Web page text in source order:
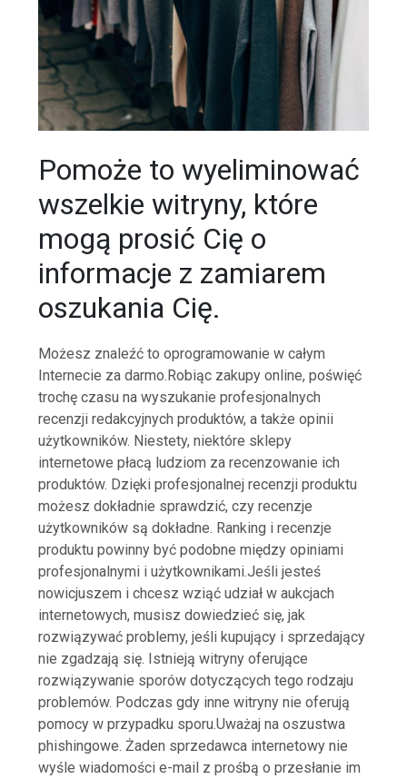
Pomoże to wyeliminować
wszelkie witryny, które
mogą prosić Cię o
informacje z zamiarem
oszukania Cię.
Możesz znaleźć to oprogramowanie w całym
Internecie za darmo.Robiąc zakupy online, poświęć
trochę czasu na wyszukanie profesjonalnych
recenzji redakcyjnych produktów, a także opinii
użytkowników. Niestety, niektóre sklepy
internetowe płacą ludziom za recenzowanie ich
produktów. Dzięki profesjonalnej recenzji produktu
możesz dokładnie sprawdzić, czy recenzje
użytkowników są dokładne. Ranking i recenzje
produktu powinny być podobne między opiniami
profesjonalnymi i użytkownikami.Jeśli jesteś
nowicjuszem i chcesz wziąć udział w aukcjach
internetowych, musisz dowiedzieć się, jak
rozwiązywać problemy, jeśli kupujący i sprzedający
nie zgadzają się. Istnieją witryny oferujące
rozwiązywanie sporów dotyczących tego rodzaju
problemów. Podczas gdy inne witryny nie oferują
pomocy w przypadku sporu.Uważaj na oszustwa
phishingowe. Żaden sprzedawca internetowy nie
wyśle ​​wiadomości e-mail z prośbą o przesłanie im